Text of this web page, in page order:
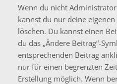
Wenn du nicht
kannst du nur deine
löschen. Du kannst einen
du das „Ändere Beitrag“-
entsprechenden Beitrag
nur für einen begrenzten
Erstellung möglich. Wenn